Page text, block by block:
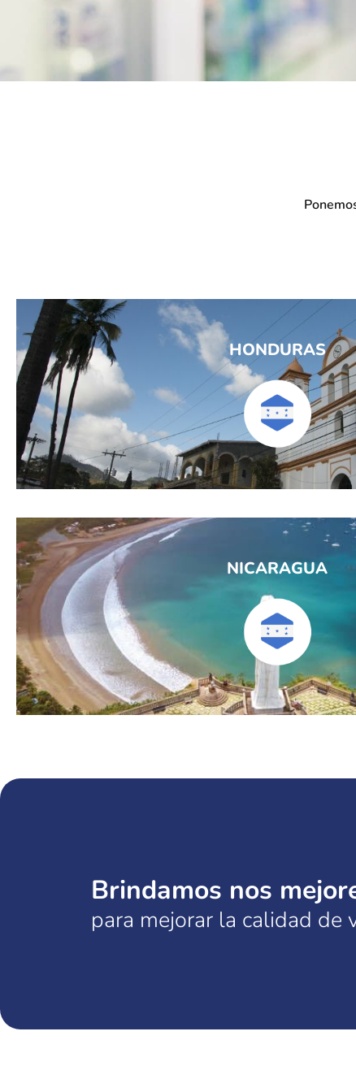
HONDURAS
NICARAGUA
Brindamos nos
para mejorar la calidad de